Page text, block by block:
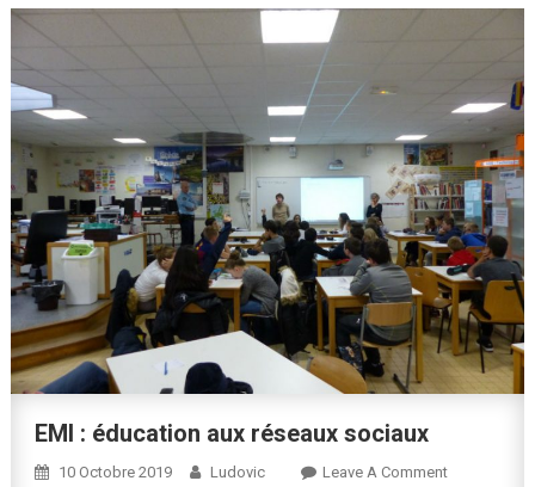
EMI : éducation aux réseaux sociaux
10 Octobre 2019 Ludovic Leave A CommentOn